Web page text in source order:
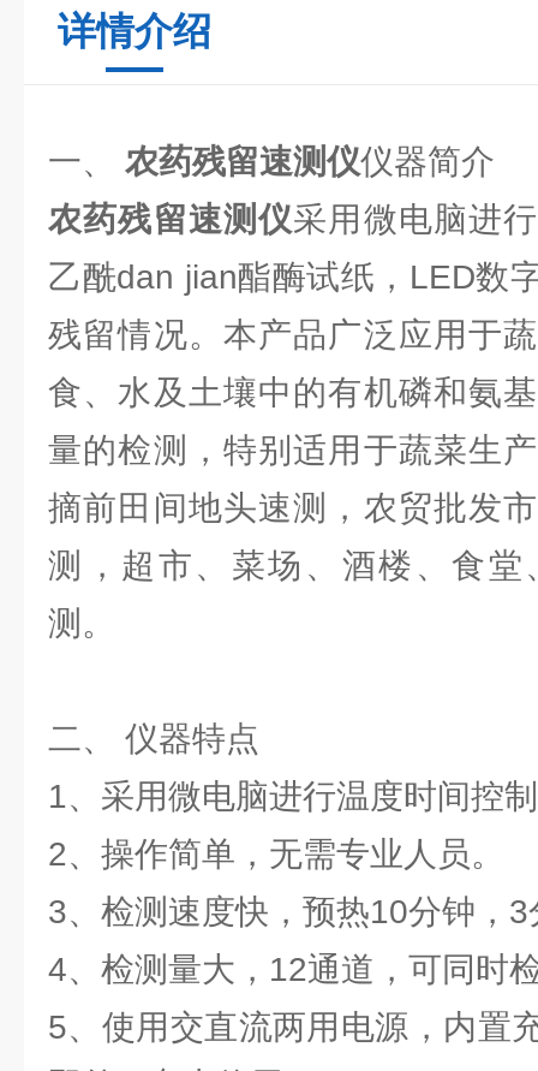
详情介绍
一、 农药残留速测仪仪器简介
农药残留速测仪采用微电脑进
乙酰dan jian酯酶试纸，LED数
残留情况。本产品广泛应用于
食、水及土壤中的有机磷和氨
量的检测，特别适用于蔬菜生
摘前田间地头速测，农贸批发
测，超市、菜场、酒楼、食堂
测。
二、 仪器特点
1、采用微电脑进行温度时间控
2、操作简单，无需专业人员。
3、检测速度快，预热10分钟，
4、检测量大，12通道，可同时
5、使用交直流两用电源，内置